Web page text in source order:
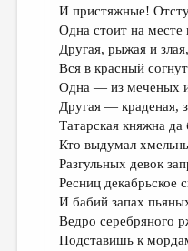
И пристяжные!
Одна стоит на месте
Другая, рыжая и злая,
Вся в красный
Одна — из меченых
Другая — краденая,
Татарская княжна
Кто выдумал
Разгульных девок
Ресниц декабрьское
И бабий запах
Ведро серебряного
Подставишь к